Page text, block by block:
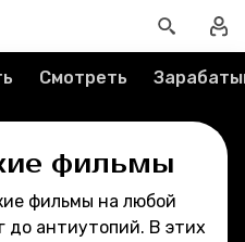
Смотреть
фильмы
фильмы на любой
до антиутопий. В этих